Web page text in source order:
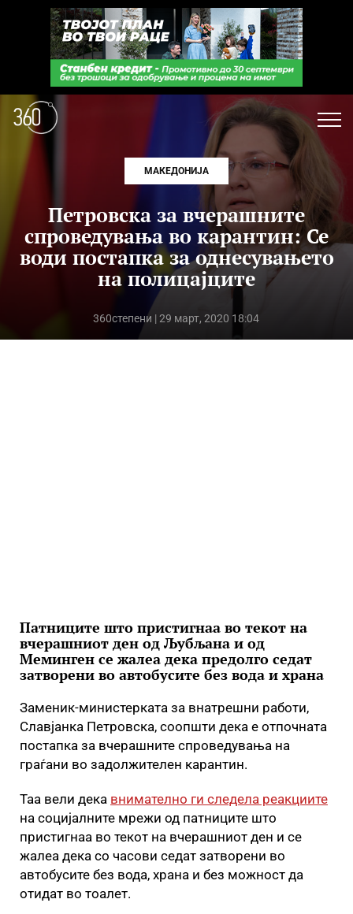
МАКЕДОНИЈА
Петровска за вчерашните
спроведувања во карантин: Се
води постапка за однесувањето
на полицајците
360степени | 29 март, 2020 18:04
Патниците што пристигнаа во текот на
вчерашниот ден од Љубљана и од
Меминген се жалеа дека предолго седат
затворени во автобусите без вода и храна
Заменик-министерката за внатрешни работи,
Славјанка Петровска, соопшти дека е отпочната
постапка за вчерашните спроведувања на
граѓани во задолжителен карантин.
Таа вели дека внимателно ги следела реакциите
на социјалните мрежи од патниците што
пристигнаа во текот на вчерашниот ден и се
жалеа дека со часови седат затворени во
автобусите без вода, храна и без можност да
отидат во тоалет.